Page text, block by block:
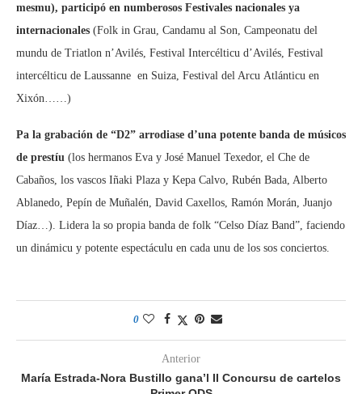
mesmu), participó en numberosos Festivales nacionales ya
internacionales (Folk in Grau, Candamu al Son, Campeonatu del
mundu de Triatlon n’Avilés, Festival Intercélticu d’Avilés, Festival
intercélticu de Laussanne en Suiza, Festival del Arcu Atlánticu en
Xixón……)
Pa la grabación de “D2” arrodiase d’una potente banda de músicos
de prestíu (los hermanos Eva y José Manuel Texedor, el Che de
Cabaños, los vascos Iñaki Plaza y Kepa Calvo, Rubén Bada, Alberto
Ablanedo, Pepín de Muñalén, David Caxellos, Ramón Morán, Juanjo
Díaz…). Lidera la so propia banda de folk “Celso Díaz Band”, faciendo
un dinámicu y potente espectáculu en cada unu de los sos conciertos.
0
Anterior
María Estrada-Nora Bustillo gana’l II Concursu de cartelos